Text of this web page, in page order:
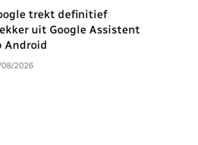
trekt definitief
uit Google Assistent
Android
2026